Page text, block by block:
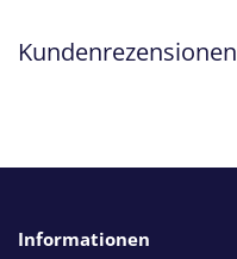
Kundenrezensionen
Informationen